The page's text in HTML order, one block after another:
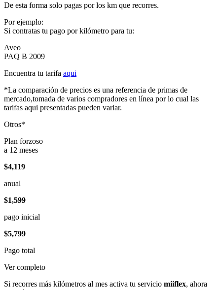
De esta forma solo pagas por los km que recorres.
Por ejemplo:
Si contratas tu pago por kilómetro para tu:
Aveo
PAQ B 2009
Encuentra tu tarifa aqui
*La comparación de precios es una referencia de primas de
mercado,tomada de varios compradores en línea por lo cual las
tarifas aqui presentadas pueden variar.
Otros*
Plan forzoso
a 12 meses
$4,119
anual
$1,599
pago inicial
$5,799
Pago total
Ver completo
Si recorres más kilómetros al mes activa tu servicio miiflex, ahora